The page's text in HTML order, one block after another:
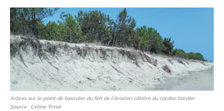
Arbres sur le point de basculer du fait de l’érosion côtière du cordon bordier
Source : Céline Trmal